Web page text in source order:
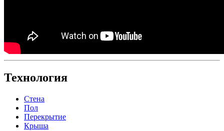
Технология
Стена
Пол
Перекрытие
Крыша